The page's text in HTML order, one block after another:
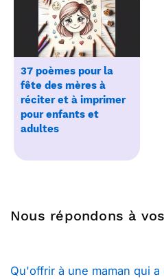
37 poèmes pour la
fête des mères à
réciter et à imprimer
pour enfants et
adultes
Nous répondons à
Qu'offrir à une maman qui